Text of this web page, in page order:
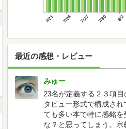
7/21 7/24 7/27 7/30 8/2
最近の感想・レビュー
みゅー
23名が定義する２３項
タビュー形式で構成さ
ても多い本で特に感銘
な？と思ってしまう。